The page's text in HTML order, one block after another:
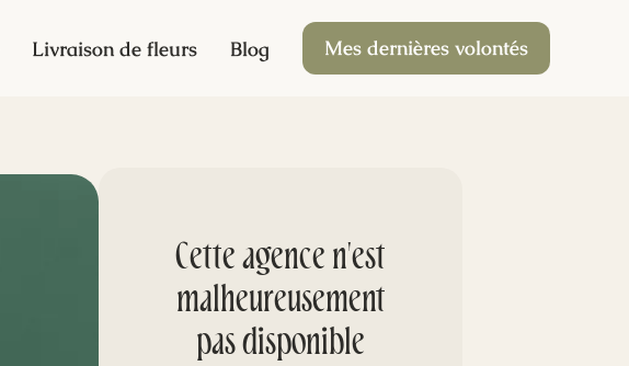
Livraison de fleurs Blog Mes dernières volontés
Cette agence n'est
malheureusement
pas disponible